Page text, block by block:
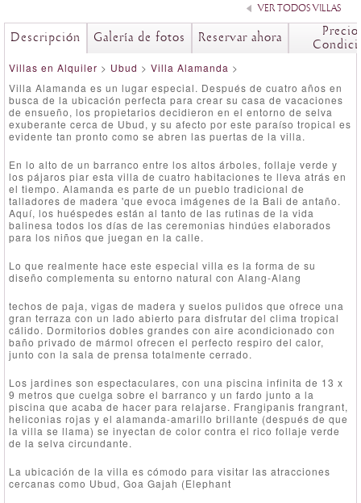
VER TODOS VILLAS
Descripción Galería de fotos Reservar ahora
Villas en Alquiler > Ubud > Villa Alamanda >
Villa Alamanda es un lugar especial. Después de cuatro años en
busca de la ubicación perfecta para crear su casa de vacaciones
de ensueño, los propietarios decidieron en el entorno de selva
exuberante cerca de Ubud, y su afecto por este paraíso tropical es
evidente tan pronto como se abren las puertas de la villa.
En lo alto de un barranco entre los altos árboles, follaje verde y
los pájaros piar esta villa de cuatro habitaciones te lleva atrás en
el tiempo. Alamanda es parte de un pueblo tradicional de
talladores de madera 'que evoca imágenes de la Bali de antaño.
Aquí, los huéspedes están al tanto de las rutinas de la vida
balinesa todos los días de las ceremonias hindúes elaborados
para los niños que juegan en la calle.
Lo que realmente hace este especial villa es la forma de su
diseño complementa su entorno natural con Alang-Alang
techos de paja, vigas de madera y suelos pulidos que ofrece una
gran terraza con un lado abierto para disfrutar del clima tropical
cálido. Dormitorios dobles grandes con aire acondicionado con
baño privado de mármol ofrecen el perfecto respiro del calor,
junto con la sala de prensa totalmente cerrado.
Los jardines son espectaculares, con una piscina infinita de 13 x
9 metros que cuelga sobre el barranco y un fardo junto a la
piscina que acaba de hacer para relajarse. Frangipanis frangrant,
heliconias rojas y el alamanda-amarillo brillante (después de que
la villa se llama) se inyectan de color contra el rico follaje verde
de la selva circundante.
La ubicación de la villa es cómodo para visitar las atracciones
cercanas como Ubud, Goa Gajah (Elephant